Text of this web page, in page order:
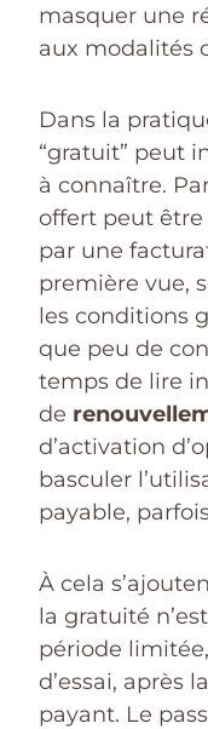
masquer une
aux modalités
Dans la
“gratuit” peut
à connaître.
offert peut
par une
première vue,
les conditions
que peu de
temps de lire
de
d’activation
basculer
payable,
À cela
la gratuité
période
d’essai, après
payant. Le